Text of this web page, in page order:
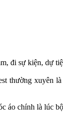
đi sự kiện, dự
thường xuyên
áo chính là lúc